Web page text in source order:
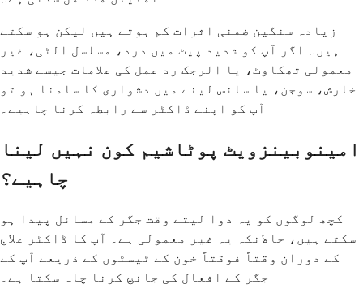
زیادہ سنگین ضمنی اثرات کم ہوتے ہیں لیکن ہو سکتے
ہیں۔ اگر آپ کو شدید پیٹ میں درد، مسلسل الٹی، غیر
معمولی تھکاوٹ، یا الرجک رد عمل کی علامات جیسے شدید
خارش، سوجن، یا سانس لینے میں دشواری کا سامنا ہو تو
آپ کو اپنے ڈاکٹر سے رابطہ کرنا چاہیے۔
امینوبینزویٹ پوٹاشیم کون نہیں لینا
چاہیے؟
کچھ لوگوں کو یہ دوا لیتے وقت جگر کے مسائل پیدا ہو
سکتے ہیں، حالانکہ یہ غیر معمولی ہے۔ آپ کا ڈاکٹر علاج
کے دوران وقتاً فوقتاً خون کے ٹیسٹوں کے ذریعے آپ کے
جگر کے افعال کی جانچ کرنا چاہ سکتا ہے۔